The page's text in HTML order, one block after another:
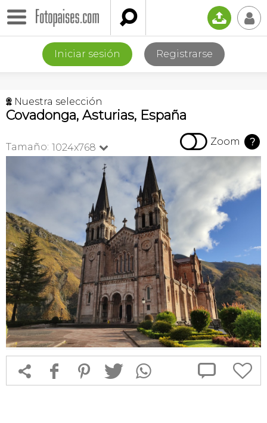
 📤 👤
Iniciar sesión Registrarse
🏉 Nuestra selección
Covadonga, Asturias, España
Tamaño: 1024x768   Zoom ?
 f 1 T  